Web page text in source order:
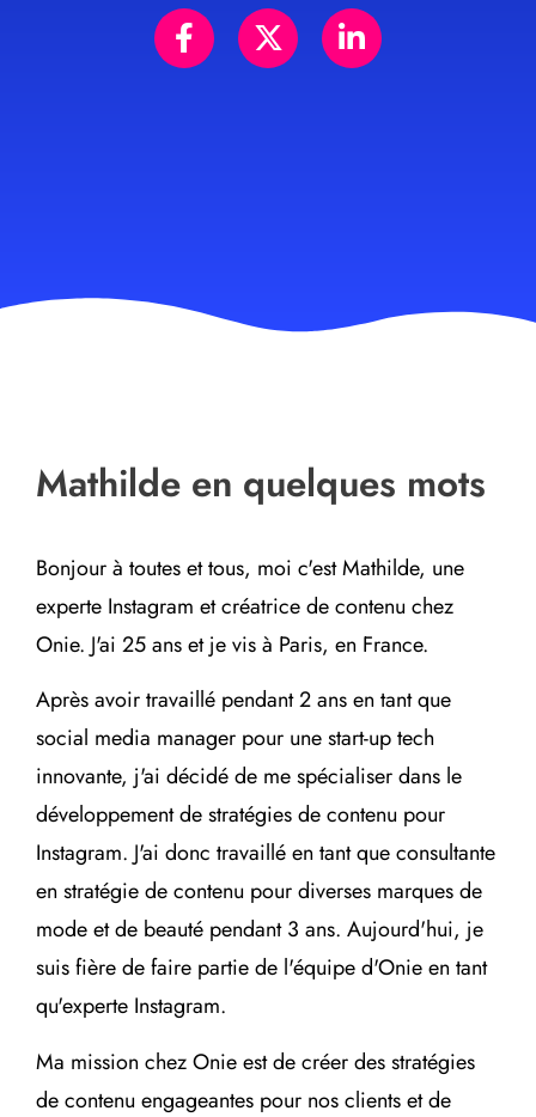
Mathilde en quelques mots
Bonjour à toutes et tous, moi c'est Mathilde, une
experte Instagram et créatrice de contenu chez
Onie. J'ai 25 ans et je vis à Paris, en France.
Après avoir travaillé pendant 2 ans en tant que
social media manager pour une start-up tech
innovante, j'ai décidé de me spécialiser dans le
développement de stratégies de contenu pour
Instagram. J'ai donc travaillé en tant que consultante
en stratégie de contenu pour diverses marques de
mode et de beauté pendant 3 ans. Aujourd'hui, je
suis fière de faire partie de l'équipe d'Onie en tant
qu'experte Instagram.
Ma mission chez Onie est de créer des stratégies
de contenu engageantes pour nos clients et de